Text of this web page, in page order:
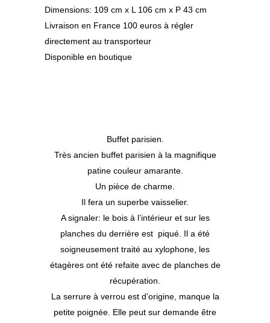
Dimensions: 109 cm x L 106 cm x P 43 cm
Livraison en France 100 euros à régler
directement au transporteur
Disponible en boutique
Buffet parisien.
Très ancien buffet parisien à la magnifique
patine couleur amarante.
Un pièce de charme.
Il fera un superbe vaisselier.
A signaler: le bois à l’intérieur et sur les
planches du derrière est piqué. Il a été
soigneusement traité au xylophone, les
étagères ont été refaite avec de planches de
récupération.
La serrure à verrou est d’origine, manque la
petite poignée. Elle peut sur demande être